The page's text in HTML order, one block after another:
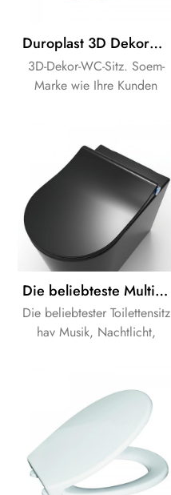
Duroplast 3D Dekorative WC-Sitz mit verschiedenen Farb-design für Badezimmer
3D-Dekor-WC-Sitz. Soem-
Marke wie Ihre Kunden
Die beliebteste Multifunktion von Nachtlicht, Musik und Parfüm Sitzbezug
Die beliebtester Toilettensitz
hav Musik, Nachtlicht,